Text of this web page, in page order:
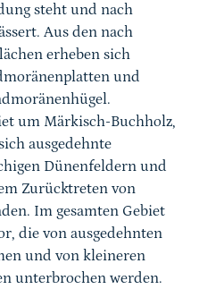
steht und nach
Aus den nach
erheben sich
und
um Märkisch-Buchholz,
ausgedehnte
Dünenfeldern und
Zurücktreten von
Im gesamten Gebiet
die von ausgedehnten
und von kleineren
unterbrochen werden.